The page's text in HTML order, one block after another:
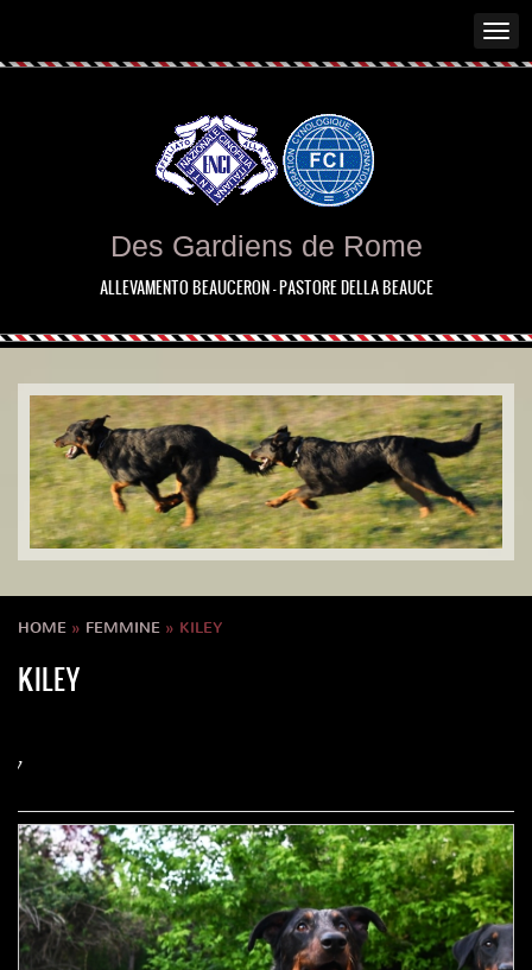
Des Gardiens de Rome
ALLEVAMENTO BEAUCERON - PASTORE DELLA BEAUCE
HOME » FEMMINE » KILEY
KILEY